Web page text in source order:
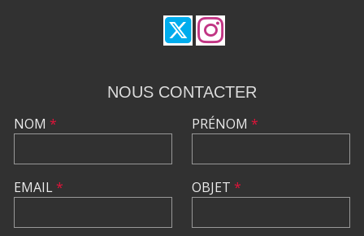
NOUS CONTACTER
NOM *
EMAIL*
PRÉNOM *
OBJET *